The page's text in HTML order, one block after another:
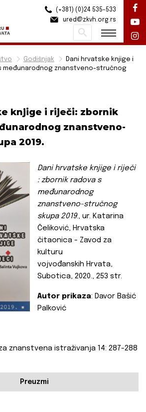
Godišnjak
Dani hrvatske knjige i
međunarodnog znanstveno-stručnog
knjige i riječi: zbornik
znanstveno-
2019.
Dani hrvatske knjige i riječi
: zbornik radova s
međunarodnog
znanstveno-stručnog
skupa 2019., ur. Katarina
Čeliković, Hrvatska
čitaonica - Zavod za
kulturu
vojvođanskih Hrvata,
Subotica, 2020., 253 str.
Autor prikaza: Davor Bašić
Palković
znanstvena istraživanja 14: 287-288
Preuzmi
(+381) (0)24 535-533
ured@zkvh.org.rs
Pretraži